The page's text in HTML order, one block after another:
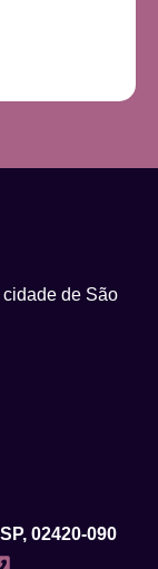
de São
02420-090